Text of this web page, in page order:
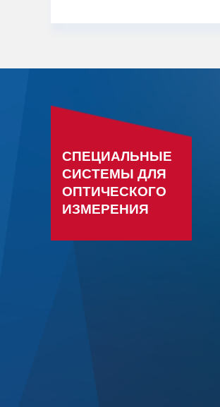
СПЕЦИАЛЬНЫЕ
СИСТЕМЫ ДЛЯ
ОПТИЧЕСКОГО
ИЗМЕРЕНИЯ